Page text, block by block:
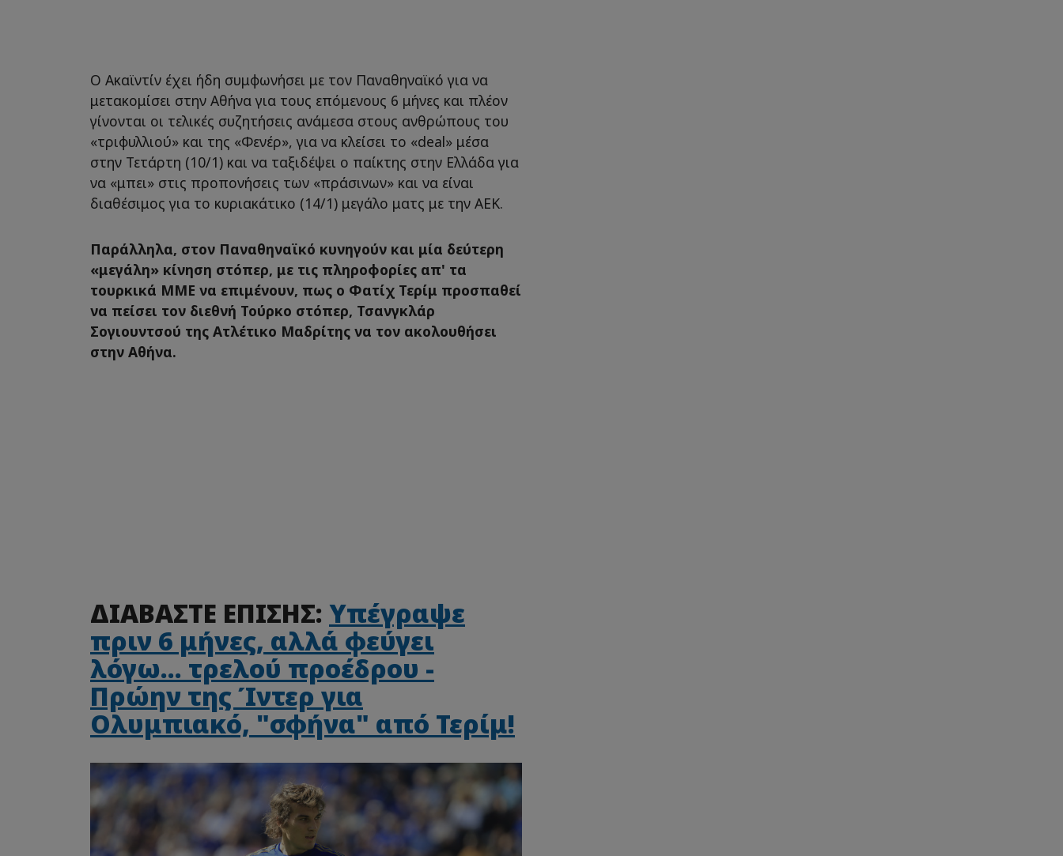
Ο Ακαϊντίν έχει ήδη συμφωνήσει με τον Παναθηναϊκό για να
μετακομίσει στην Αθήνα για τους επόμενους 6 μήνες και πλέον
γίνονται οι τελικές συζητήσεις ανάμεσα στους ανθρώπους του
«τριφυλλιού» και της «Φενέρ», για να κλείσει το «deal» μέσα
στην Τετάρτη (10/1) και να ταξιδέψει ο παίκτης στην Ελλάδα για
να «μπει» στις προπονήσεις των «πράσινων» και να είναι
διαθέσιμος για το κυριακάτικο (14/1) μεγάλο ματς με την ΑΕΚ.
Παράλληλα, στον Παναθηναϊκό κυνηγούν και μία δεύτερη
«μεγάλη» κίνηση στόπερ, με τις πληροφορίες απ' τα
τουρκικά ΜΜΕ να επιμένουν, πως ο Φατίχ Τερίμ προσπαθεί
να πείσει τον διεθνή Τούρκο στόπερ, Τσανγκλάρ
Σογιουντσού της Ατλέτικο Μαδρίτης να τον ακολουθήσει
στην Αθήνα.
ΔΙΑΒΑΣΤΕ ΕΠΙΣΗΣ: Υπέγραψε
πριν 6 μήνες, αλλά φεύγει
λόγω... τρελού προέδρου -
Πρώην της Ίντερ για
Ολυμπιακό, "σφήνα" από Τερίμ!